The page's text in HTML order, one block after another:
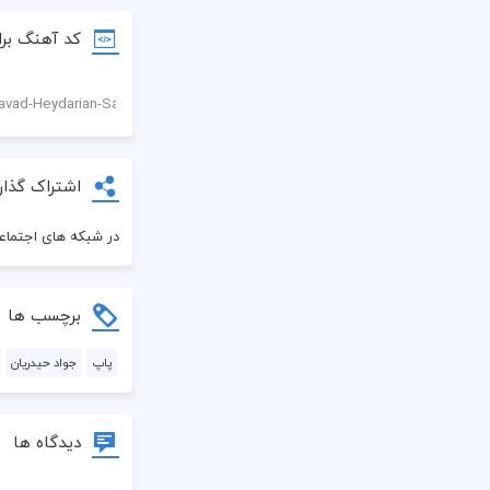
کد آهنگ
اشتراک
در شبکه های
برچسب ها
پاپ جواد حیدریان
دیدگاه ها